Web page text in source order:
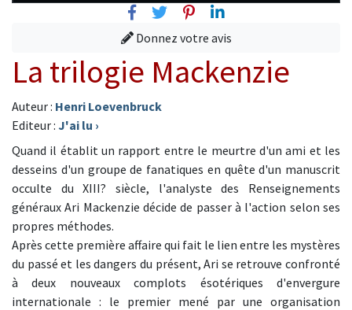
FacebookTwitterPinterest
Linkedin
Donnez votre avis
La trilogie Mackenzie
Auteur : Henri Loevenbruck
Editeur : J'ai lu ›
Quand il établit un rapport entre le meurtre d'un ami et les
desseins d'un groupe de fanatiques en quête d'un manuscrit
occulte du XIII? siècle, l'analyste des Renseignements
généraux Ari Mackenzie décide de passer à l'action selon ses
propres méthodes.
Après cette première affaire qui fait le lien entre les mystères
du passé et les dangers du présent, Ari se retrouve confronté
à deux nouveaux complots ésotériques d'envergure
internationale : le premier mené par une organisation